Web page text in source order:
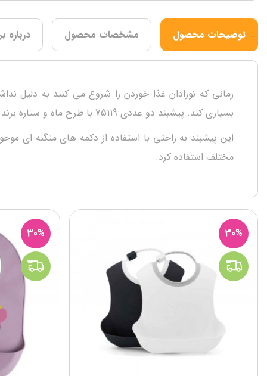
توضیحات محصول مشخصات محصول درباره
زمانی که نوزادان غذا خوردن را شروع می کنند به دلیل
بسیاری کند. پیشبند دو عددی 75119 با طرح ماه و ستاره برند bibaby میتواند کودکان را در مسیر غذا خوردن کمک کرده و حتی از زمان نوزادی هم برای شما کاربردهای مفید داد.
این پیشبند به راحتی با استفاده از دکمه های منگنه ای
مختلف استفاده کرد.
30%
30%